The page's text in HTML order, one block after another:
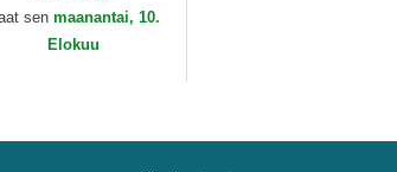
Capslab
senmaanantai, 10.
Elokuu